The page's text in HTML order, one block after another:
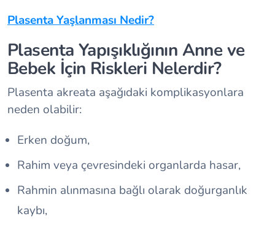
Plasenta Yaşlanması Nedir?
Plasenta Yapışıklığının Anne ve
Bebek İçin Riskleri Nelerdir?
Plasenta akreata aşağıdaki komplikasyonlara
neden olabilir:
Erken doğum,
Rahim veya çevresindeki organlarda hasar,
Rahmin alınmasına bağlı olarak doğurganlık
kaybı,